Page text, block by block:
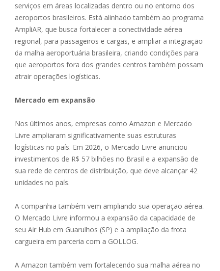
serviços em áreas localizadas dentro ou no entorno dos
aeroportos brasileiros. Está alinhado também ao programa
AmpliAR, que busca fortalecer a conectividade aérea
regional, para passageiros e cargas, e ampliar a integração
da malha aeroportuária brasileira, criando condições para
que aeroportos fora dos grandes centros também possam
atrair operações logísticas.
Mercado em expansão
Nos últimos anos, empresas como Amazon e Mercado
Livre ampliaram significativamente suas estruturas
logísticas no país. Em 2026, o Mercado Livre anunciou
investimentos de R$ 57 bilhões no Brasil e a expansão de
sua rede de centros de distribuição, que deve alcançar 42
unidades no país.
A companhia também vem ampliando sua operação aérea.
O Mercado Livre informou a expansão da capacidade de
seu Air Hub em Guarulhos (SP) e a ampliação da frota
cargueira em parceria com a GOLLOG.
A Amazon também vem fortalecendo sua malha aérea no